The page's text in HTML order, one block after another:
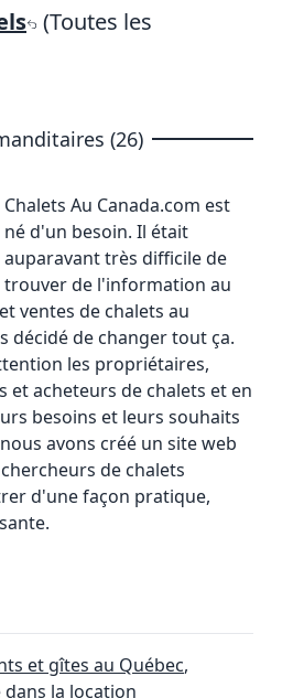
(Toutes les
(26)
Chalets Au Canada.com est
né d'un besoin. Il était
auparavant très difficile de
trouver de l'information au
ventes de chalets au
décidé de changer tout ça.
les propriétaires,
et acheteurs de chalets et en
besoins et leurs souhaits
avons créé un site web
de chalets
d'une façon pratique,
et gîtes au Québec,
dans la location